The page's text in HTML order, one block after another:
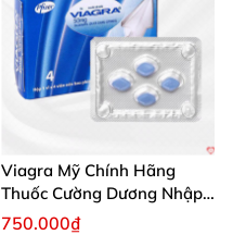
Viagra Mỹ Chính Hãng
Thuốc Cường Dương Nhập
Khẩu Chính Ngạch
750.000₫